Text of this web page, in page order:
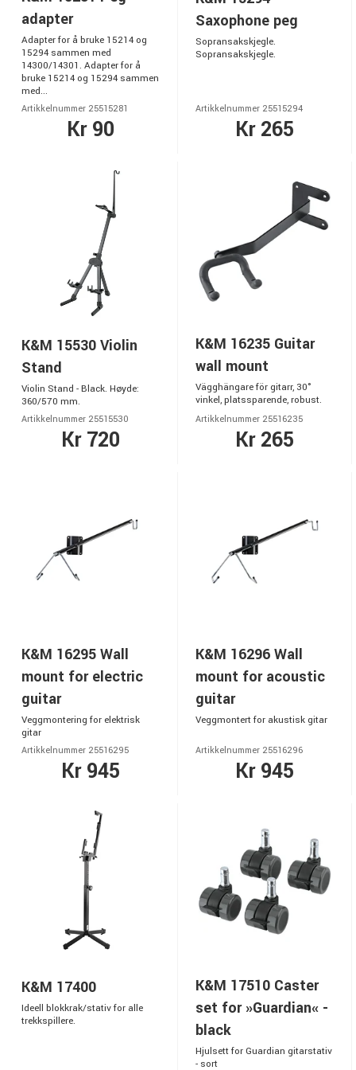
adapter
Adapter for å bruke 15214 og
15294 sammen med
14300/14301. Adapter for å
bruke 15214 og 15294 sammen
med...
Artikkelnummer 25515281
Kr 90
Saxophone peg
Sopransakskjegle.
Sopransakskjegle.
Artikkelnummer 25515294
Kr 265
K&M 15530 Violin
Stand
Violin Stand - Black. Høyde:
360/570 mm.
Artikkelnummer 25515530
Kr 720
K&M 16235 Guitar
wall mount
Vägghängare för gitarr, 30°
vinkel, platssparende, robust.
Artikkelnummer 25516235
Kr 265
K&M 16295 Wall
mount for electric
guitar
Veggmontering for elektrisk
gitar
Artikkelnummer 25516295
Kr 945
K&M 16296 Wall
mount for acoustic
guitar
Veggmontert for akustisk gitar
Artikkelnummer 25516296
Kr 945
K&M 17400
Ideell blokkrak/stativ for alle
trekkspillere.
K&M 17510 Caster
set for »Guardian« -
black
Hjulsett for Guardian gitarstativ
- sort